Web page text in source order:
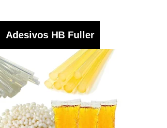
Adesivos HB Fuller